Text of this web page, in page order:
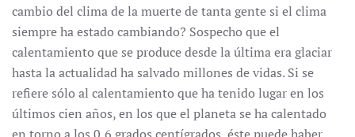
cambio del clima de la muerte de tanta gente si el clima
siempre ha estado cambiando? Sospecho que el
calentamiento que se produce desde la última era glaciar
hasta la actualidad ha salvado millones de vidas. Si se
refiere sólo al calentamiento que ha tenido lugar en los
últimos cien años, en los que el planeta se ha calentado